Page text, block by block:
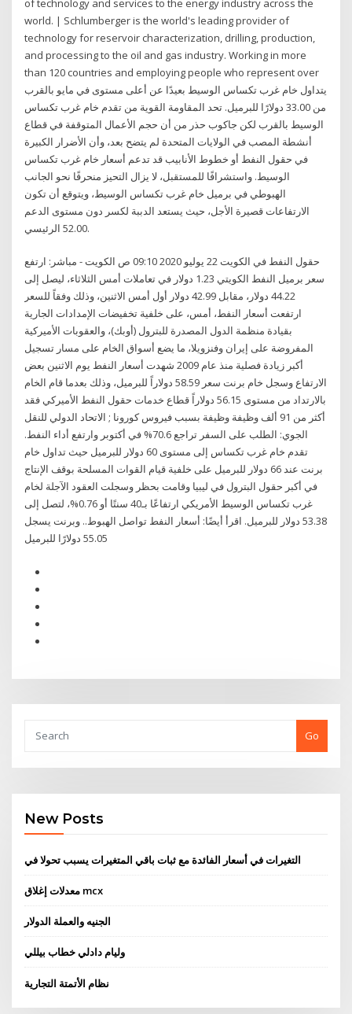
of technology and services to the energy industry across the
world. | Schlumberger is the world's leading provider of
technology for reservoir characterization, drilling, production,
and processing to the oil and gas industry. Working in more
than 120 countries and employing people who represent over
يتداول خام غرب تكساس الوسيط بعيدًا عن أعلى مستوى في مايو بالقرب
من 33.00 دولارًا للبرميل. تحد المقاومة القوية من تقدم خام غرب تكساس
الوسيط بالقرب لكن جاكوب حذر من أن حجم الأعمال المتوقفة في قطاع
أنشطة المصب في الولايات المتحدة لم يتضح بعد، وأن الأضرار الكبيرة
في حقول النفط أو خطوط الأنابيب قد تدعم أسعار خام غرب تكساس
الوسيط. واستشرافًا للمستقبل، لا يزال التحيز منحرفًا نحو الجانب
الهبوطي في برميل خام غرب تكساس الوسيط، ويتوقع أن تكون
الارتفاعات قصيرة الأجل، حيث يستعد الدببة لكسر دون مستوى الدعم
52.00 الرئيسي.
حقول النفط في الكويت 22 يوليو 2020 09:10 ص الكويت - مباشر: ارتفع
سعر برميل النفط الكويتي 1.23 دولار في تعاملات أمس الثلاثاء، ليصل إلى
44.22 دولار، مقابل 42.99 دولار أول أمس الاثنين، وذلك وفقاً للسعر
ارتفعت أسعار النفط، أمس، على خلفية تخفيضات الإمدادات الجارية
بقيادة منظمة الدول المصدرة للبترول (أوبك)، والعقوبات الأميركية
المفروضة على إيران وفنزويلا، ما يضع أسواق الخام على مسار تسجيل
أكبر زيادة فصلية منذ عام 2009 شهدت أسعار النفط يوم الاثنين بعض
الارتفاع وسجل خام برنت سعر 58.59 دولاراً للبرميل، وذلك بعدما قام الخام
بالارتداد من مستوى 56.15 دولاراً قطاع خدمات حقول النفط الأميركي فقد
أكثر من 91 ألف وظيفة وظيفة بسبب فيروس كورونا ; الاتحاد الدولي للنقل
الجوي: الطلب على السفر تراجع 70.6% في أكتوبر وارتفع أداء النفط.
تقدم خام غرب تكساس إلى مستوى 60 دولار للبرميل حيث تداول خام
برنت عند 66 دولار للبرميل على خلفية قيام القوات المسلحة بوقف الإنتاج
في أكبر حقول البترول في ليبيا وقامت بحظر وسجلت العقود الآجلة لخام
غرب تكساس الوسيط الأمريكي ارتفاعًا بـ40 سنتًا أو 0.76%، لتصل إلى
53.38 دولار للبرميل. اقرأ أيضًا: أسعار النفط تواصل الهبوط.. وبرنت يسجل
55.05 دولارًا للبرميل
Go
New Posts
التغيرات في أسعار الفائدة مع ثبات باقي المتغيرات يسبب تحولا في
معدلات إغلاق mcx
الجنيه والعملة الدولار
وليام دادلي خطاب بيللي
نظام الأتمتة التجارية